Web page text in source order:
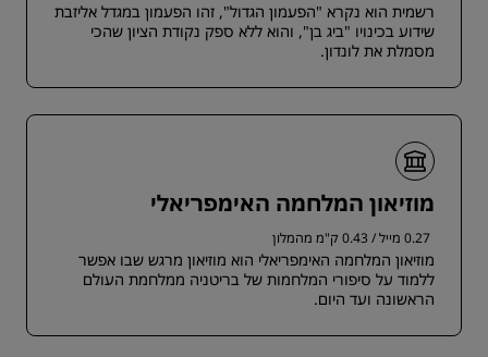
רשמית הוא נקרא "הפעמון הגדול", זהו הפעמון במגדל אליזבת
שידוע בכינויו "ביג בן", והוא ללא ספק נקודת הציון שהכי
מסמלת את לונדון.
מוזיאון המלחמה האימפריאלי
0.27 מייל / 0.43 ק"מ מהמלון
מוזיאון המלחמה האימפריאלי הוא מוזיאון מרגש שבו אפשר
ללמוד על סיפורי המלחמות של בריטניה ממלחמת העולם
הראשונה ועד היום.